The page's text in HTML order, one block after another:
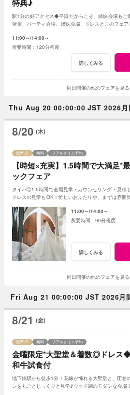
特典♪
駅1分の好アクセス◆平日だからこそ、姉妹会場もご
聖堂、パーティ会場、姉妹会場、ドレスとこのフェ
11:00～ 14:00～
120分程度
詳しくみる
同日開催の他のフェアを見
Thu Aug 20 00:00:00 JST 2026月
8/20 (木)
【時短×充実】1.5時間で大満足*
ックフェア
残席 無料 リアルタイム予約
タイパ◎1.5時間で会場見学・カウンセリング・見積
ドレスの見学もOK！忙しいおふたりや、まずは雰囲
11:00～ 14:00～
90分程度
詳しくみる
同日開催の他のフェアを見
Fri Aug 21 00:00:00 JST 2026月
8/21 (金)
金曜限定*大聖堂＆着数◎ドレス
和牛試食付
残席 無料 リアルタイム予約
地下鉄駅から徒歩1分！花嫁が憧れる大聖堂と、圧巻
ンを丸ごとじっくりと見学♪ウッド調のモダンな会